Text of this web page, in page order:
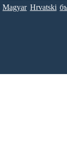
Magyar Hrvatski